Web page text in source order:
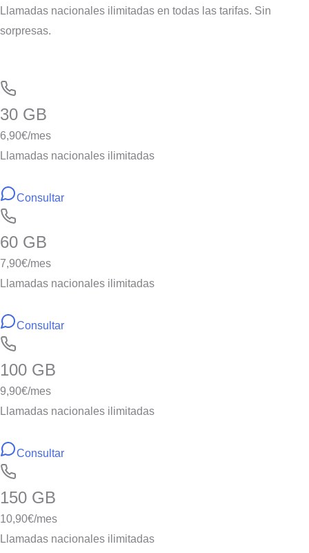
Llamadas nacionales ilimitadas en todas las tarifas. Sin
sorpresas.
30 GB
6,90€/mes
Llamadas nacionales ilimitadas
Consultar
60 GB
7,90€/mes
Llamadas nacionales ilimitadas
Consultar
100 GB
9,90€/mes
Llamadas nacionales ilimitadas
Consultar
150 GB
10,90€/mes
Llamadas nacionales ilimitadas